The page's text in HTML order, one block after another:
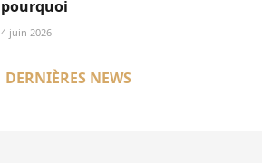
pourquoi
4 juin 2026
DERNIÈRES NEWS